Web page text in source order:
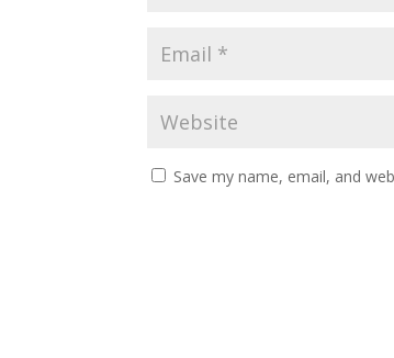
Save my name, email, and